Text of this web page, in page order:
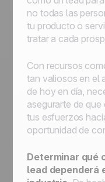
no todas las
tu producto o
tratar a cada
Con recursos
tan valiosos en el
de hoy en día,
asegurarte de
tus esfuerzos
oportunidad de
Determinar qué
lead dependerá